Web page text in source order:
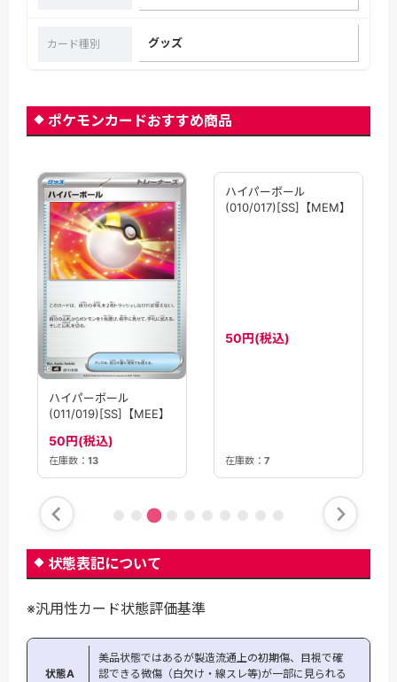
カード種別 グッズ
ポケモンカードおすすめ商品
ハイパーボール
(011/019)[SS]【MEE】
50円(税込)
在庫数： 13
ハイパーボール
(010/017)[SS]【MEM】
50円(税込)
在庫数： 7
状態表記について
※汎用性カード状態評価基準
状態A
美品状態ではあるが製造流通上の初期傷、目視で確
認できる微傷（白欠け・線スレ等)が一部に見られる